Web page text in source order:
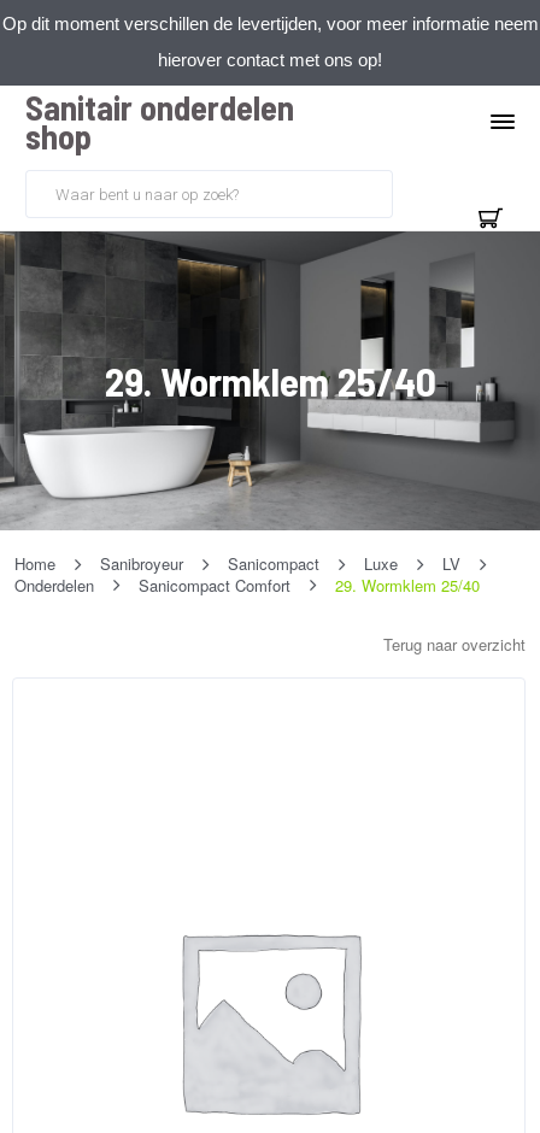
Op dit moment verschillen de levertijden, voor meer informatie neem
hierover contact met ons op!
Sanitair onderdelen
shop
29. Wormklem 25/40
Home Sanibroyeur Sanicompact Luxe
LV
Onderdelen
Sanicompact Comfort 29. Wormklem 25/40
Terug naar overzicht